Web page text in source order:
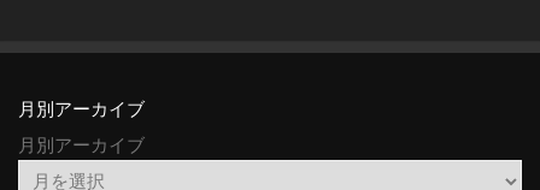
月別アーカイブ
月別アーカイブ